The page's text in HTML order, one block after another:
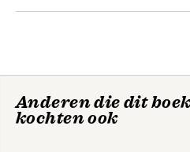
Anderen die dit
kochten ook